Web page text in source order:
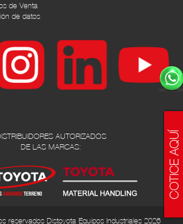
de Venta
de datos
AUTORIZADOS
DE LAS MARCAS:
reservados Distoyota Equipos Industriales 2026